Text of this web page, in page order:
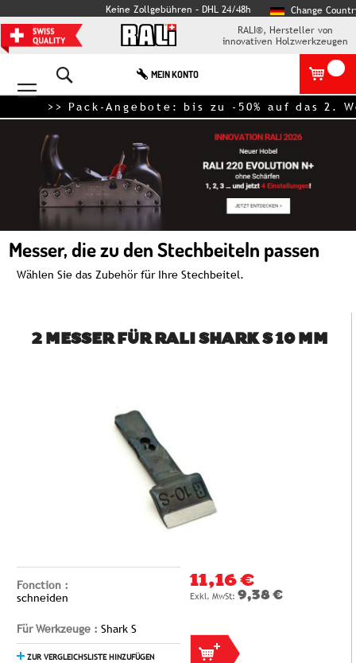
Keine Zollgebühren – DHL 24/48h
Change
RALI®, Hersteller von
innovativen Holzwerkzeugen
MEIN KONTO
>> Pack-Angebote: bis zu -50% auf das 2.
Messer, die zu den Stechbeiteln passen
Wählen Sie das Zubehör für Ihre Stechbeitel.
2 MESSER FÜR RALI SHARK S 10 MM
Fonction :
schneiden
Für Werkzeuge : Shark S
ZUR VERGLEICHSLISTE HINZUFÜGEN
11,16 €
9,38 €